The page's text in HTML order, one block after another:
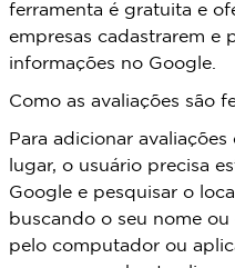
ferramenta é gratuita e
empresas cadastrarem e
informações no Google.
Como as avaliações são
Para adicionar
lugar, o usuário precisa
Google e pesquisar o
buscando o seu nome
pelo computador ou